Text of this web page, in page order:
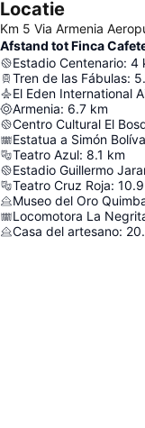
Locatie
Km 5 Via Armenia
Afstand tot Finca
Estadio Centenario: 4
Tren de las Fábulas:
El Eden International
Armenia: 6.7 km
Centro Cultural El
Estatua a Simón
Teatro Azul: 8.1 km
Estadio Guillermo
Teatro Cruz Roja: 10.9
Museo del Oro
Locomotora La
Casa del artesano: